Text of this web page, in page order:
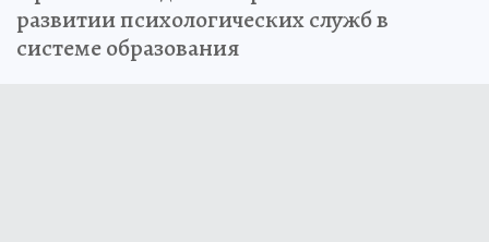
развитии психологических служб в
системе образования